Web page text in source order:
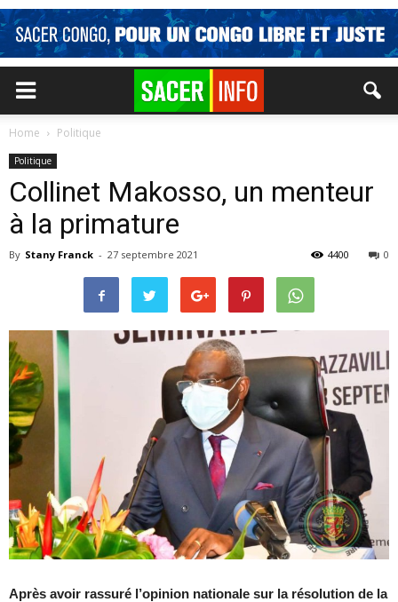
Home Politique
Politique
Collinet Makosso, un menteur
à la primature
By Stany Franck - 27 septembre 2021 0
4400
Après avoir rassuré l’opinion nationale sur la résolution de la